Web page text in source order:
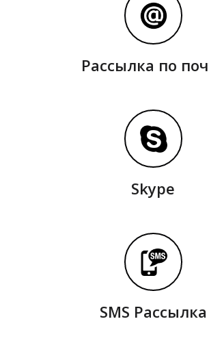
Рассылка по
Skype
SMS Рассылка